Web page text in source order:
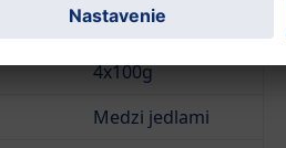
4x100g
Medzi jedlami